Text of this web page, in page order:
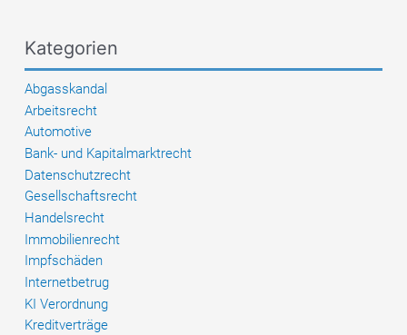
Kategorien
Abgasskandal
Arbeitsrecht
Automotive
Bank- und Kapitalmarktrecht
Datenschutzrecht
Gesellschaftsrecht
Handelsrecht
Immobilienrecht
Impfschäden
Internetbetrug
KI Verordnung
Kreditverträge